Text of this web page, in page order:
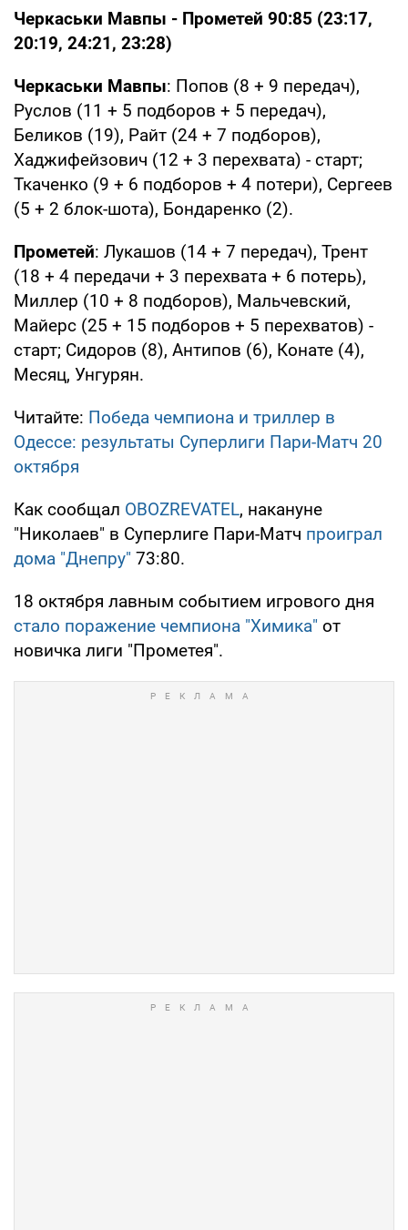
Черкаськи Мавпы - Прометей 90:85 (23:17,
20:19, 24:21, 23:28)
Черкаськи Мавпы: Попов (8 + 9 передач),
Руслов (11 + 5 подборов + 5 передач),
Беликов (19), Райт (24 + 7 подборов),
Хаджифейзович (12 + 3 перехвата) - старт;
Ткаченко (9 + 6 подборов + 4 потери), Сергеев
(5 + 2 блок-шота), Бондаренко (2).
Прометей: Лукашов (14 + 7 передач), Трент
(18 + 4 передачи + 3 перехвата + 6 потерь),
Миллер (10 + 8 подборов), Мальчевский,
Майерс (25 + 15 подборов + 5 перехватов) -
старт; Сидоров (8), Антипов (6), Конате (4),
Месяц, Унгурян.
Читайте: Победа чемпиона и триллер в
Одессе: результаты Суперлиги Пари-Матч 20
октября
Как сообщал OBOZREVATEL, накануне
"Николаев" в Суперлиге Пари-Матч проиграл
дома "Днепру" 73:80.
18 октября лавным событием игрового дня
стало поражение чемпиона "Химика" от
новичка лиги "Прометея".